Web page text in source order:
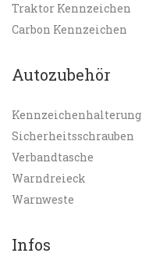
Traktor Kennzeichen
Carbon Kennzeichen
Autozubehör
Kennzeichenhalterung
Sicherheitsschrauben
Verbandtasche
Warndreieck
Warnweste
Infos